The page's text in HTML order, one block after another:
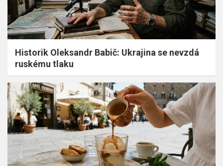
Historik Oleksandr Babič: Ukrajina se nevzdá
ruskému tlaku